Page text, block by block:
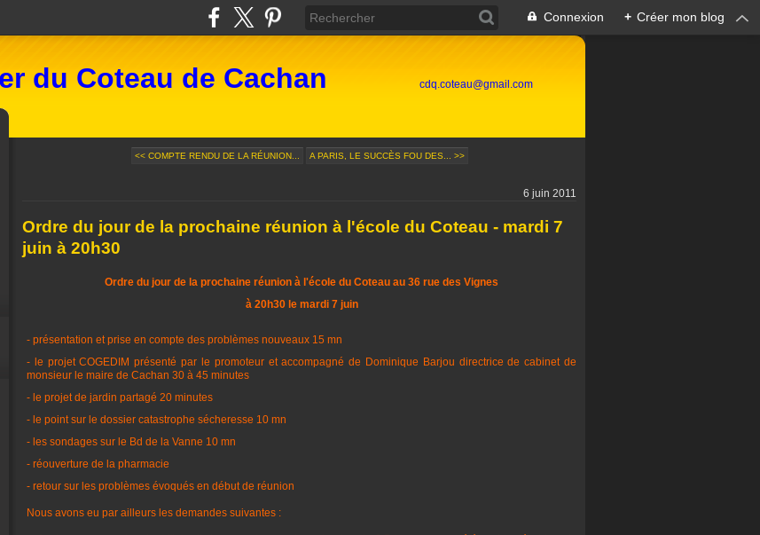
Connexion + Créer mon blog
du Coteau de Cachan cdq.coteau@gmail.com
<< COMPTE RENDU DE LA RÉUNION... A PARIS, LE SUCCÈS FOU DES... >>
6 juin 2011
Ordre du jour de la prochaine réunion à l'école du Coteau - mardi 7
juin à 20h30
Ordre du jour de la prochaine réunion à l'école du Coteau au 36 rue des Vignes
à 20h30 le mardi 7 juin
- présentation et prise en compte des problèmes nouveaux 15 mn
- le projet COGEDIM présenté par le promoteur et accompagné de Dominique Barjou directrice de cabinet de
monsieur le maire de Cachan 30 à 45 minutes
- le projet de jardin partagé 20 minutes
- le point sur le dossier catastrophe sécheresse 10 mn
- les sondages sur le Bd de la Vanne 10 mn
- réouverture de la pharmacie
- retour sur les problèmes évoqués en début de réunion
Nous avons eu par ailleurs les demandes suivantes :